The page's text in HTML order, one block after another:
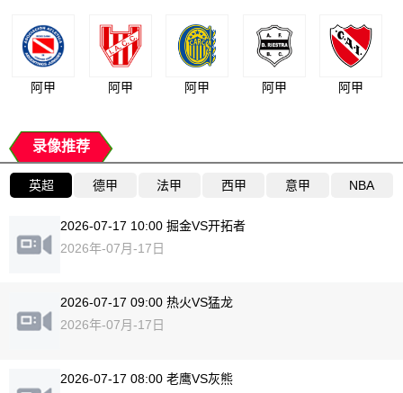
阿甲 阿甲 阿甲 阿甲 阿甲
录像推荐
英超 德甲 法甲 西甲 意甲 NBA
2026-07-17 10:00 掘金VS开拓者
2026年-07月-17日
2026-07-17 09:00 热火VS猛龙
2026年-07月-17日
2026-07-17 08:00 老鹰VS灰熊